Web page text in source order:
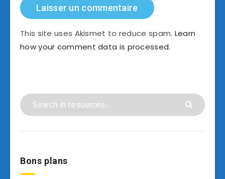
This site uses Akismet to reduce spam. Learn
how your comment data is processed.
Bons plans